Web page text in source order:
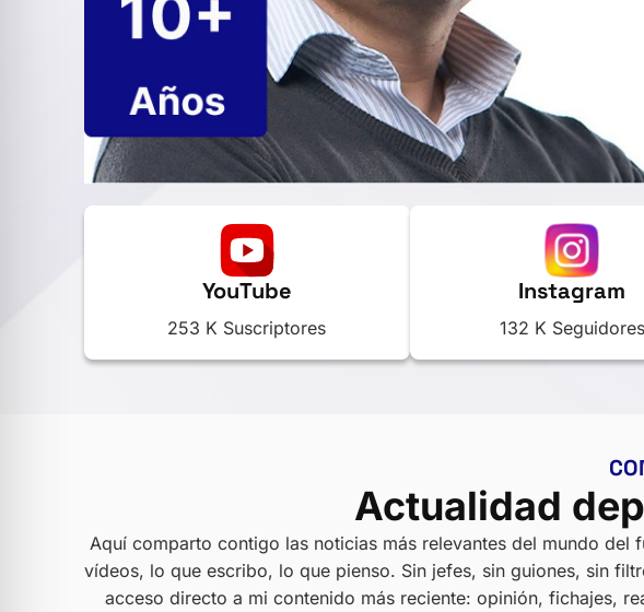
YouTube
253 K Suscriptores
Instagram
132 K Seguidores
Actualidad
Aquí comparto contigo las noticias más relevantes del mundo del
vídeos, lo que escribo, lo que pienso. Sin jefes, sin guiones, sin
acceso directo a mi contenido más reciente: opinión, fichajes,